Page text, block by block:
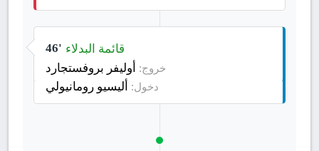
46' قائمة البدلاء
خروج: أوليفر بروفستجارد
دخول: أليسيو رومانيولي